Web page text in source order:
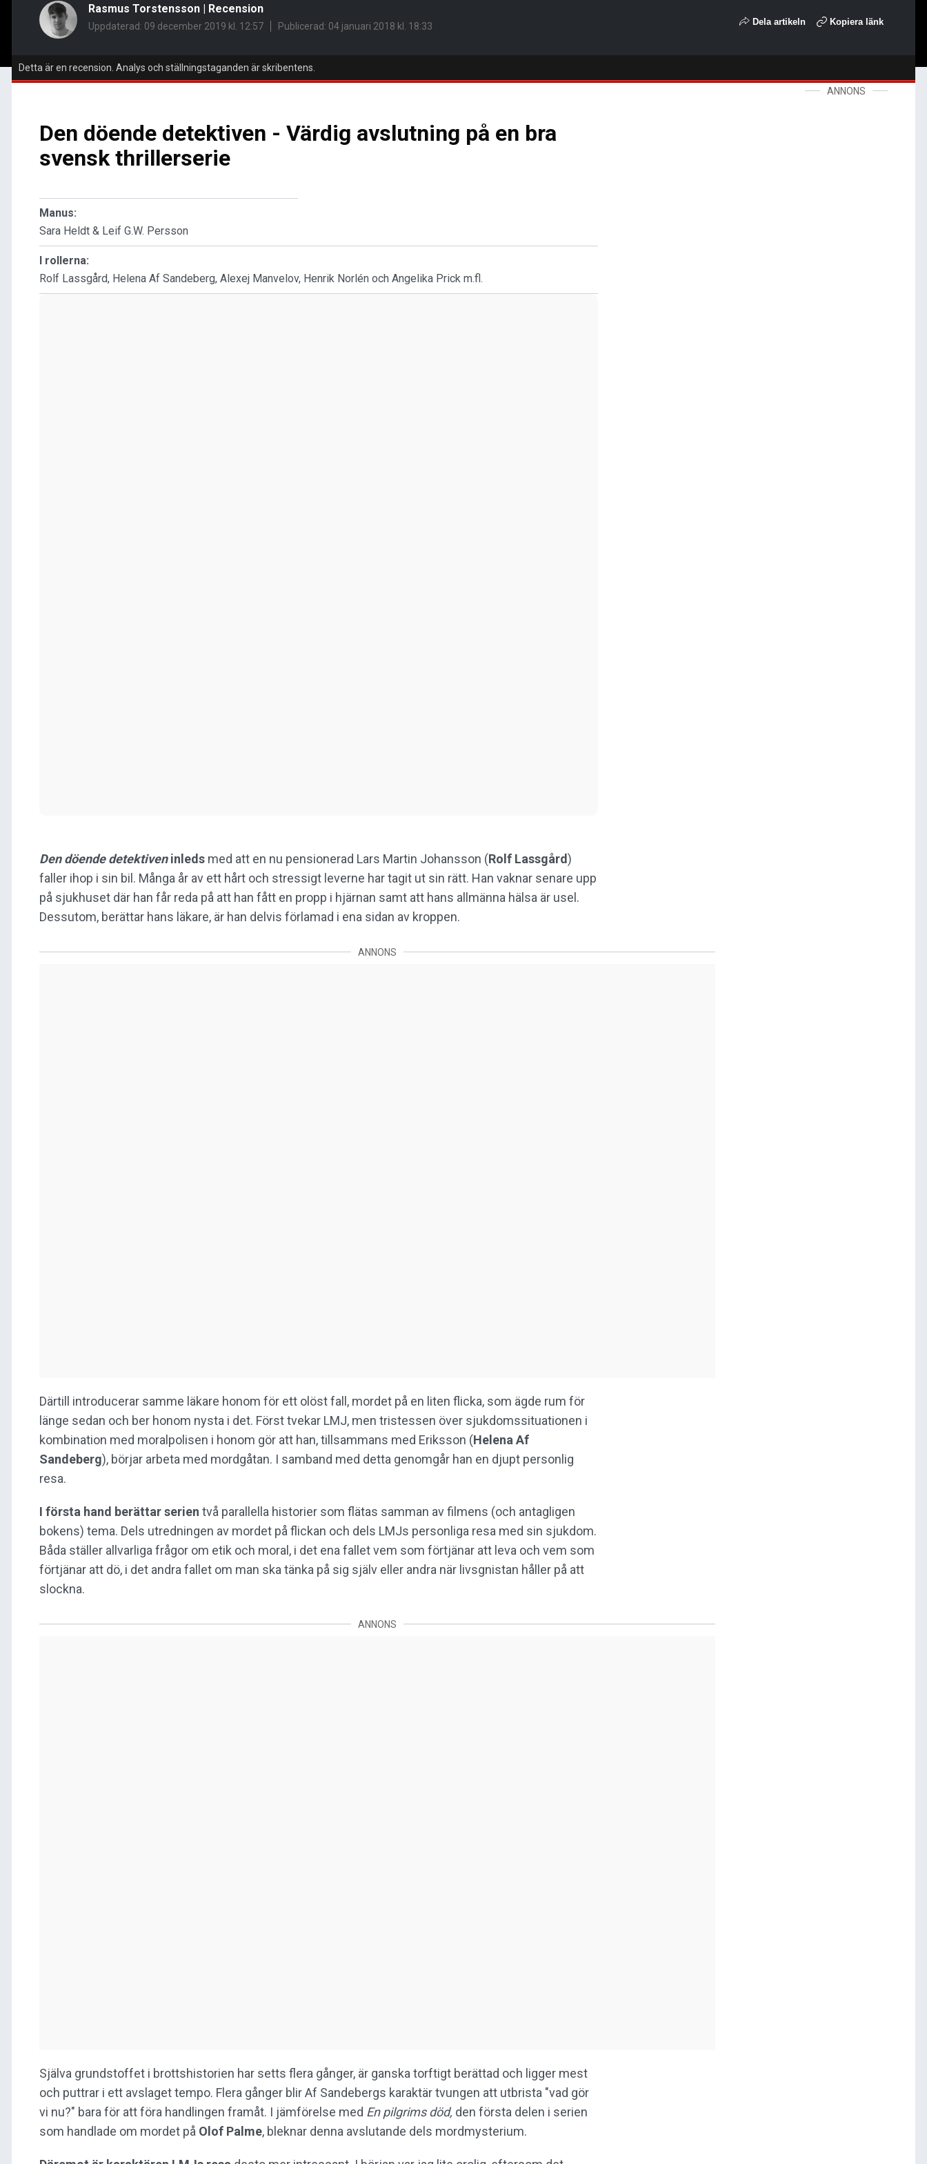
Rasmus Torstensson | Recension
Uppdaterad: 09 december 2019 kl. 12:57 Publicerad: 04 januari 2018 kl. 18:33 Dela artikeln Kopiera länk
Detta är en recension. Analys och ställningstaganden är skribentens.
Den döende detektiven - Värdig avslutning på en bra
svensk thrillerserie
Manus:
Sara Heldt & Leif G.W. Persson
I rollerna:
Rolf Lassgård, Helena Af Sandeberg, Alexej Manvelov, Henrik Norlén och Angelika Prick m.fl.
Den döende detektiveninleds med att en nu pensionerad Lars Martin Johansson (Rolf Lassgård)
faller ihop i sin bil. Många år av ett hårt och stressigt leverne har tagit ut sin rätt. Han vaknar senare upp
på sjukhuset där han får reda på att han fått en propp i hjärnan samt att hans allmänna hälsa är usel.
Dessutom, berättar hans läkare, är han delvis förlamad i ena sidan av kroppen.
ANNONS
Därtill introducerar samme läkare honom för ett olöst fall, mordet på en liten flicka, som ägde rum för
länge sedan och ber honom nysta i det. Först tvekar LMJ, men tristessen över sjukdomssituationen i
kombination med moralpolisen i honom gör att han, tillsammans med Eriksson (Helena Af
Sandeberg), börjar arbeta med mordgåtan. I samband med detta genomgår han en djupt personlig
resa.
I första hand berättar serien två parallella historier som flätas samman av filmens (och antagligen
bokens) tema. Dels utredningen av mordet på flickan och dels LMJs personliga resa med sin sjukdom.
Båda ställer allvarliga frågor om etik och moral, i det ena fallet vem som förtjänar att leva och vem som
förtjänar att dö, i det andra fallet om man ska tänka på sig själv eller andra när livsgnistan håller på att
slockna.
ANNONS
Själva grundstoffet i brottshistorien har setts flera gånger, är ganska torftigt berättad och ligger mest
och puttrar i ett avslaget tempo. Flera gånger blir Af Sandebergs karaktär tvungen att utbrista "vad gör
vi nu?" bara för att föra handlingen framåt. I jämförelse med En pilgrims död, den första delen i serien
som handlade om mordet på Olof Palme, bleknar denna avslutande dels mordmysterium.
ANNONS